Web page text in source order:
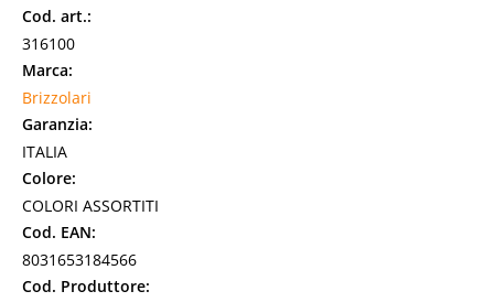
Cod. art.:
316100
Marca:
Brizzolari
Garanzia:
ITALIA
Colore:
COLORI ASSORTITI
Cod. EAN:
8031653184566
Cod. Produttore: